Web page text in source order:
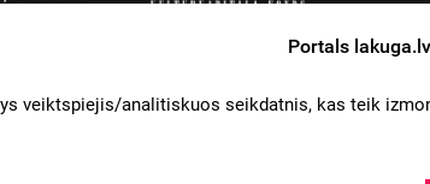
Portals
veiktspiejis/analitiskuos seikdatnis, kas teik